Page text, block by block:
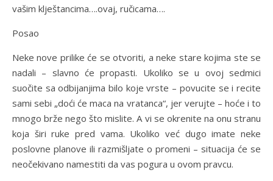
vašim klještancima….ovaj, ručicama….
Posao
Neke nove prilike će se otvoriti, a neke stare kojima ste se
nadali – slavno će propasti. Ukoliko se u ovoj sedmici
suočite sa odbijanjima bilo koje vrste – povucite se i recite
sami sebi „doći će maca na vratanca“, jer verujte – hoće i to
mnogo brže nego što mislite. A vi se okrenite na onu stranu
koja širi ruke pred vama. Ukoliko već dugo imate neke
poslovne planove ili razmišljate o promeni – situacija će se
neočekivano namestiti da vas pogura u ovom pravcu.